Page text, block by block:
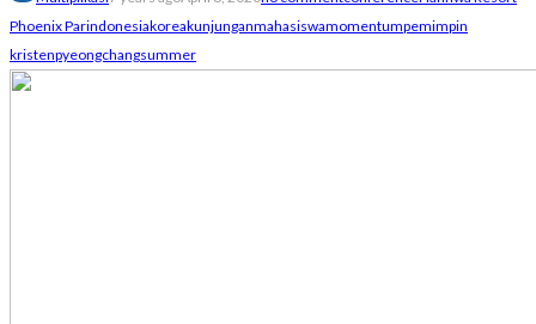
Phoenix Parindonesiakoreakunjunganmahasiswamomentumpemimpin
kristenpyeongchangsummer